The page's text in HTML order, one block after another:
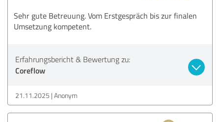
Sehr gute Betreuung. Vom Erstgespräch bis zur finalen
Umsetzung kompetent.
Erfahrungsbericht & Bewertung zu:
Coreflow
21.11.2025 Anonym